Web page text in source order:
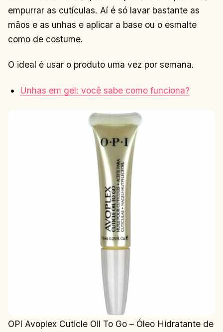
empurrar as cutículas. Aí é só lavar bastante as
mãos e as unhas e aplicar a base ou o esmalte
como de costume.
O ideal é usar o produto uma vez por semana.
Unhas em gel: você sabe como funciona?
OPI Avoplex Cuticle Oil To Go – Óleo Hidratante de